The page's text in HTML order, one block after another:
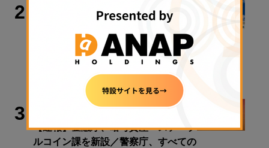
2
クラリティ法案、9月15日に審議入り
手続き採決可能に──米政府が日程公
2026年8月9日 11:28
3
【速報】金融庁、暗号資産・ステーブ
ルコイン課を新設／警察庁、すべての